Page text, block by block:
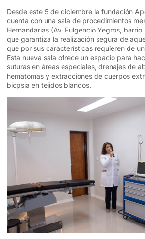
Desde este 5 de diciembre la fundación
cuenta con una sala de procedimientos
Hernandarias (Av. Fulgencio Yegros,
que garantiza la realización segura de
que por sus características requieren de
Esta nueva sala ofrece un espacio para
suturas en áreas especiales, drenajes de
hematomas y extracciones de cuerpos
biopsia en tejidos blandos.